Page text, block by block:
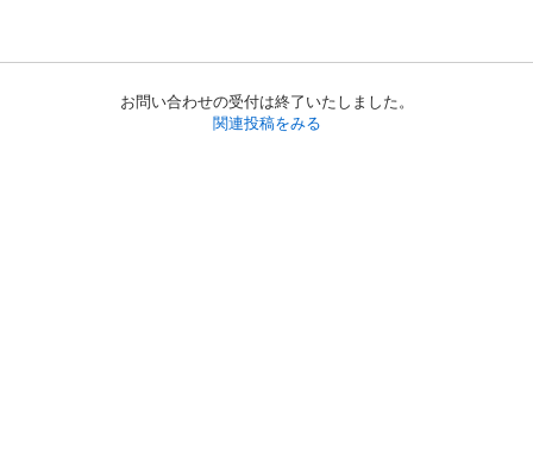
お問い合わせの受付は終了いたしました。
関連投稿をみる